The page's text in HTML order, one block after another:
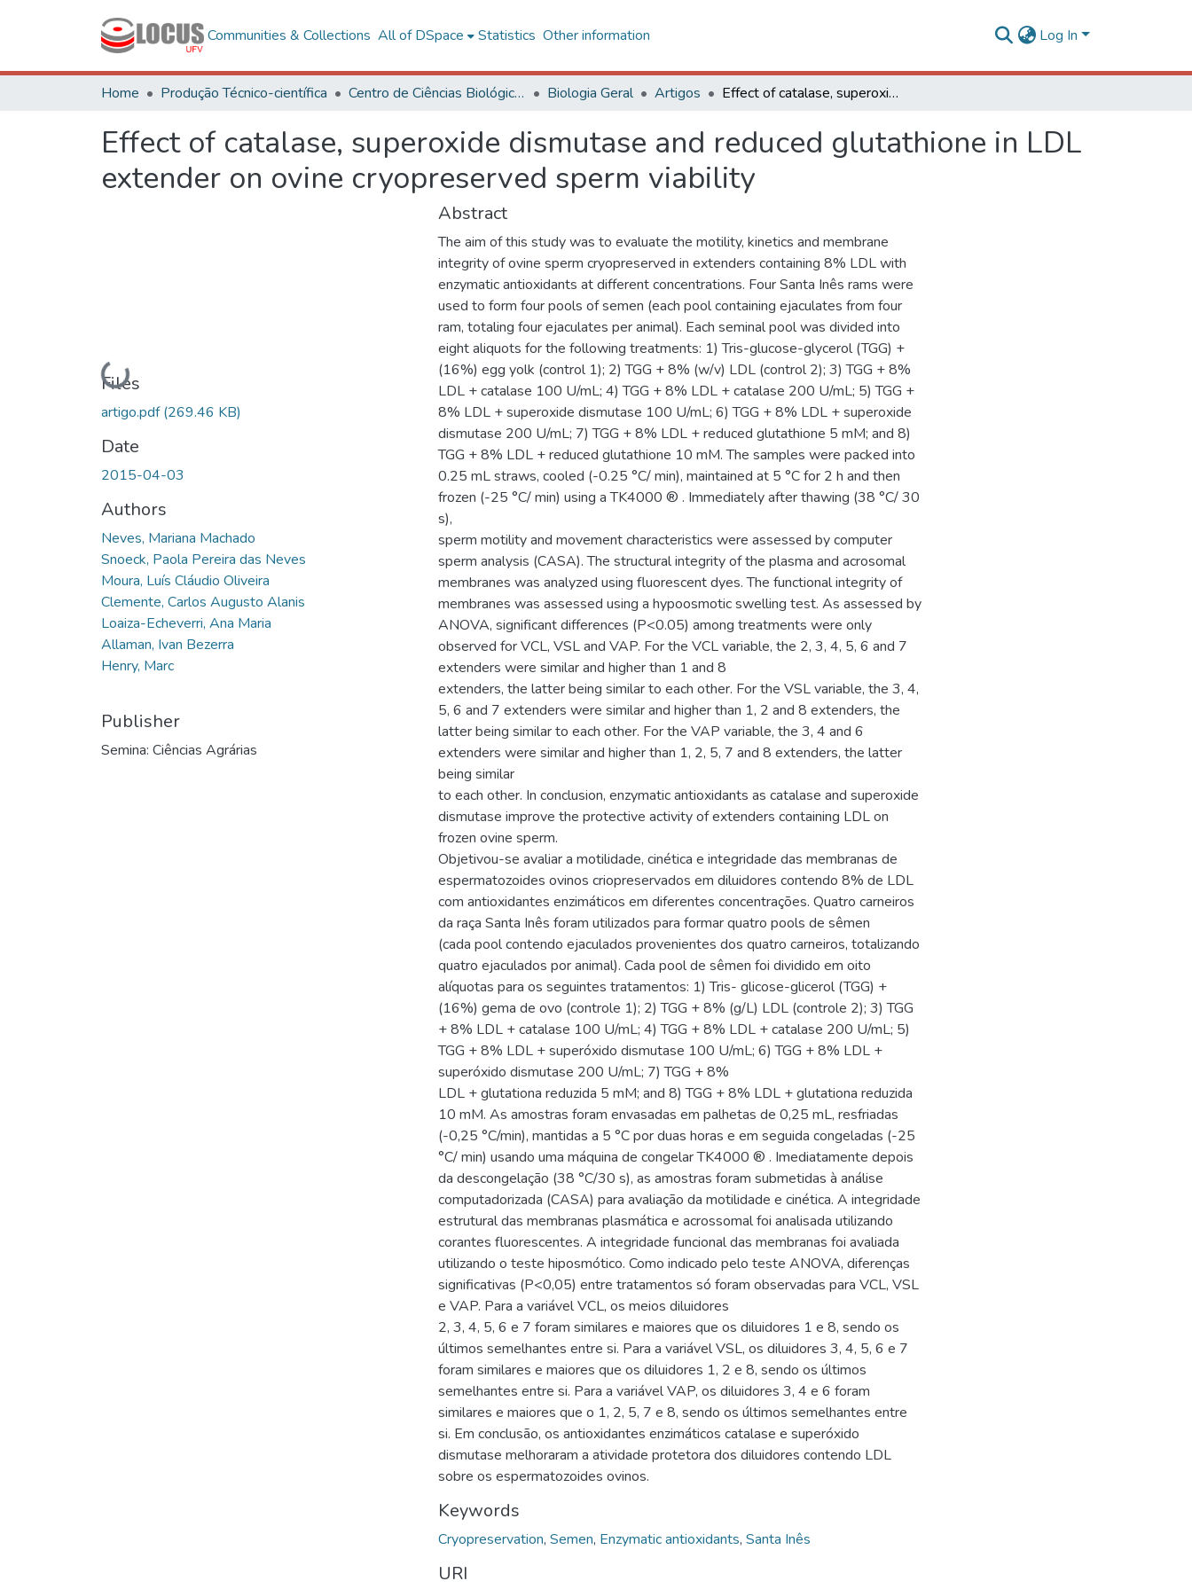
Communities & Collections All of DSpace Statistics Other information Log In
Home Produção Técnico-científica Centro de Ciências Biológicas e da Saúde Biologia Geral Artigos Effect of catalase, superoxide dismutase and reduced glutathione in LDL extender on ovine cryopreserved sperm viability
Effect of catalase, superoxide dismutase and reduced glutathione in LDL
extender on ovine cryopreserved sperm viability
Loading...
Files
artigo.pdf(269.46 KB)
Date
2015-04-03
Authors
Neves, Mariana Machado
Snoeck, Paola Pereira das Neves
Moura, Luís Cláudio Oliveira
Clemente, Carlos Augusto Alanis
Loaiza-Echeverri, Ana Maria
Allaman, Ivan Bezerra
Henry, Marc
Publisher
Semina: Ciências Agrárias
Abstract
The aim of this study was to evaluate the motility, kinetics and membrane
integrity of ovine sperm cryopreserved in extenders containing 8% LDL with
enzymatic antioxidants at different concentrations. Four Santa Inês rams were
used to form four pools of semen (each pool containing ejaculates from four
ram, totaling four ejaculates per animal). Each seminal pool was divided into
eight aliquots for the following treatments: 1) Tris-glucose-glycerol (TGG) +
(16%) egg yolk (control 1); 2) TGG + 8% (w/v) LDL (control 2); 3) TGG + 8%
LDL + catalase 100 U/mL; 4) TGG + 8% LDL + catalase 200 U/mL; 5) TGG +
8% LDL + superoxide dismutase 100 U/mL; 6) TGG + 8% LDL + superoxide
dismutase 200 U/mL; 7) TGG + 8% LDL + reduced glutathione 5 mM; and 8)
TGG + 8% LDL + reduced glutathione 10 mM. The samples were packed into
0.25 mL straws, cooled (-0.25 °C/ min), maintained at 5 °C for 2 h and then
frozen (-25 °C/ min) using a TK4000 ® . Immediately after thawing (38 °C/ 30
s),
sperm motility and movement characteristics were assessed by computer
sperm analysis (CASA). The structural integrity of the plasma and acrosomal
membranes was analyzed using fluorescent dyes. The functional integrity of
membranes was assessed using a hypoosmotic swelling test. As assessed by
ANOVA, significant differences (P<0.05) among treatments were only
observed for VCL, VSL and VAP. For the VCL variable, the 2, 3, 4, 5, 6 and 7
extenders were similar and higher than 1 and 8
extenders, the latter being similar to each other. For the VSL variable, the 3, 4,
5, 6 and 7 extenders were similar and higher than 1, 2 and 8 extenders, the
latter being similar to each other. For the VAP variable, the 3, 4 and 6
extenders were similar and higher than 1, 2, 5, 7 and 8 extenders, the latter
being similar
to each other. In conclusion, enzymatic antioxidants as catalase and superoxide
dismutase improve the protective activity of extenders containing LDL on
frozen ovine sperm.
Objetivou-se avaliar a motilidade, cinética e integridade das membranas de
espermatozoides ovinos criopreservados em diluidores contendo 8% de LDL
com antioxidantes enzimáticos em diferentes concentrações. Quatro carneiros
da raça Santa Inês foram utilizados para formar quatro pools de sêmen
(cada pool contendo ejaculados provenientes dos quatro carneiros, totalizando
quatro ejaculados por animal). Cada pool de sêmen foi dividido em oito
alíquotas para os seguintes tratamentos: 1) Tris- glicose-glicerol (TGG) +
(16%) gema de ovo (controle 1); 2) TGG + 8% (g/L) LDL (controle 2); 3) TGG
+ 8% LDL + catalase 100 U/mL; 4) TGG + 8% LDL + catalase 200 U/mL; 5)
TGG + 8% LDL + superóxido dismutase 100 U/mL; 6) TGG + 8% LDL +
superóxido dismutase 200 U/mL; 7) TGG + 8%
LDL + glutationa reduzida 5 mM; and 8) TGG + 8% LDL + glutationa reduzida
10 mM. As amostras foram envasadas em palhetas de 0,25 mL, resfriadas
(-0,25 °C/min), mantidas a 5 °C por duas horas e em seguida congeladas (-25
°C/ min) usando uma máquina de congelar TK4000 ® . Imediatamente depois
da descongelação (38 °C/30 s), as amostras foram submetidas à análise
computadorizada (CASA) para avaliação da motilidade e cinética. A integridade
estrutural das membranas plasmática e acrossomal foi analisada utilizando
corantes fluorescentes. A integridade funcional das membranas foi avaliada
utilizando o teste hiposmótico. Como indicado pelo teste ANOVA, diferenças
significativas (P<0,05) entre tratamentos só foram observadas para VCL, VSL
e VAP. Para a variável VCL, os meios diluidores
2, 3, 4, 5, 6 e 7 foram similares e maiores que os diluidores 1 e 8, sendo os
últimos semelhantes entre si. Para a variável VSL, os diluidores 3, 4, 5, 6 e 7
foram similares e maiores que os diluidores 1, 2 e 8, sendo os últimos
semelhantes entre si. Para a variável VAP, os diluidores 3, 4 e 6 foram
similares e maiores que o 1, 2, 5, 7 e 8, sendo os últimos semelhantes entre
si. Em conclusão, os antioxidantes enzimáticos catalase e superóxido
dismutase melhoraram a atividade protetora dos diluidores contendo LDL
sobre os espermatozoides ovinos.
Keywords
Cryopreservation, Semen, Enzymatic antioxidants, Santa Inês
URI